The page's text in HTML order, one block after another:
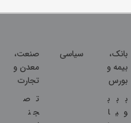
بانک،
بیمه و
بورس
ب
و
ب
ی
ب
ا
سیاسی
صنعت،
معدن و
تجارت
ت
ج
ص
ن